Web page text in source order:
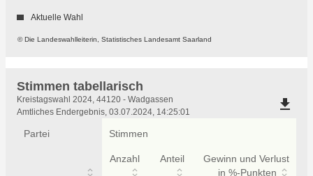
© Die Landeswahlleiterin, Statistisches Landesamt Saarland
Aktuelle Wahl
Stimmen tabellarisch
Stimmen
tabellarisch
Kreistagswahl 2024, 44120 - Wadgassen
Amtliches Endergebnis, 03.07.2024, 14:25:01
file_download
Partei Stimmen
Anzahl Anteil
Gewinn und Verlust
in %-Punkten